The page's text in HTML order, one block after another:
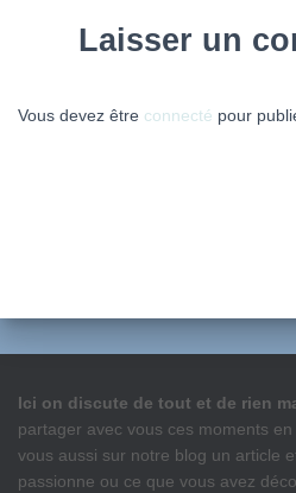
Laisser un
Vous devez être connecté pour
Ici on discute de tout et de rien
partager avec vous ces moments
vous aussi sur notre blog un article
passionne ou ce que vous avez